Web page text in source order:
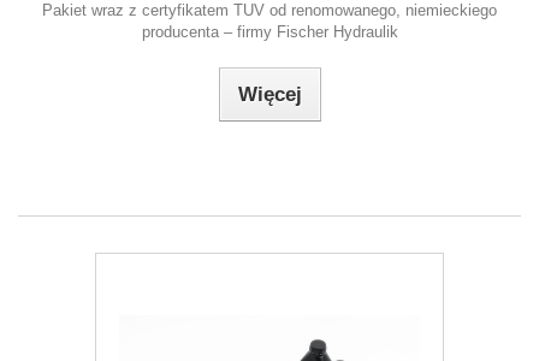
Pakiet wraz z certyfikatem TUV od renomowanego, niemieckiego
producenta – firmy Fischer Hydraulik
Więcej